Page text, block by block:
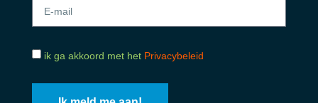
ik ga akkoord met het Privacybeleid